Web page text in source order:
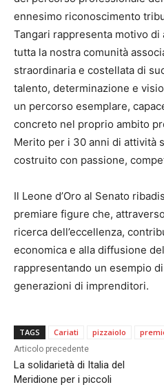
ennesimo riconoscimento
Tangari rappresenta motivo
tutta la nostra comunità
straordinaria e costellata di
talento, determinazione e
un percorso esemplare,
concreto nel proprio ambito
Merito per i 30 anni di attività
costruito con passione,
Il Leone d’Oro al Senato
premiare figure che,
ricerca dell’eccellenza,
economica e alla diffusione
rappresentando un esempio
generazioni di imprenditori.
TAGS Cariati pizzaiolo
Articolo precedente
La solidarietà di Italia del
Meridione per i piccoli